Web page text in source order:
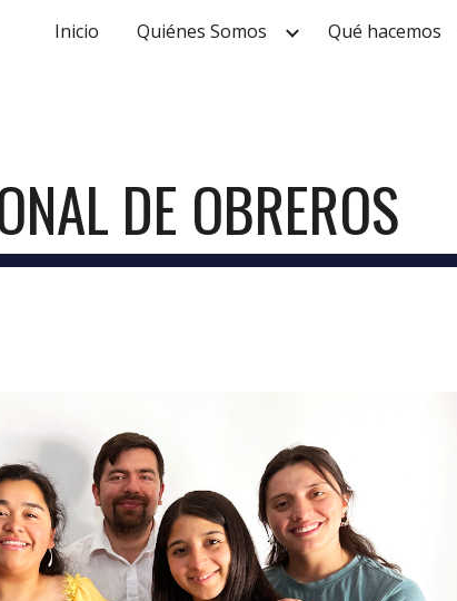
Skip to navigation
Inicio Quiénes Somos Qué hacemos
DE OBREROS